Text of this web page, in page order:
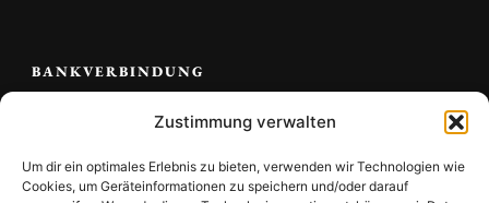
Zustimmung verwalten
Um dir ein optimales Erlebnis zu bieten, verwenden wir Technologien wie
Cookies, um Geräteinformationen zu speichern und/oder darauf
BANKVERBINDUNG
Volks -und Raiffeisenbank Saale Unstrut e.G.
Sportgemeinschaft Bad Dürrenberg e.V.